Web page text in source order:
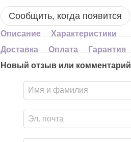
Сообщить, когда появится
Описание
Характеристики
Доставка
Оплата
Гарантия
Новый отзыв или комментарий